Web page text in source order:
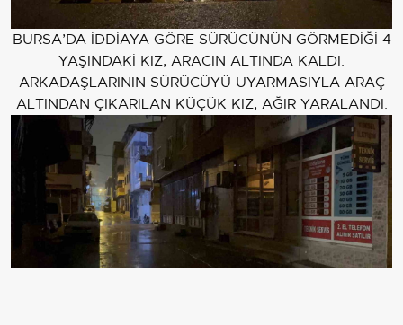
BURSA’DA İDDİAYA GÖRE SÜRÜCÜNÜN GÖRMEDİĞİ 4
YAŞINDAKİ KIZ, ARACIN ALTINDA KALDI.
ARKADAŞLARININ SÜRÜCÜYÜ UYARMASIYLA ARAÇ
ALTINDAN ÇIKARILAN KÜÇÜK KIZ, AĞIR YARALANDI.